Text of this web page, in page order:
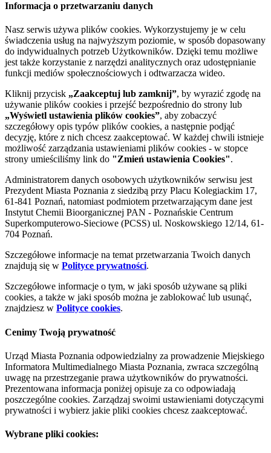
Informacja o przetwarzaniu danych
Nasz serwis używa plików cookies. Wykorzystujemy je w celu
świadczenia usług na najwyższym poziomie, w sposób dopasowany
do indywidualnych potrzeb Użytkowników. Dzięki temu możliwe
jest także korzystanie z narzędzi analitycznych oraz udostępnianie
funkcji mediów społecznościowych i odtwarzacza wideo.
Kliknij przycisk „Zaakceptuj lub zamknij”, by wyrazić zgodę na
używanie plików cookies i przejść bezpośrednio do strony lub
„Wyświetl ustawienia plików cookies”, aby zobaczyć
szczegółowy opis typów plików cookies, a następnie podjąć
decyzję, które z nich chcesz zaakceptować. W każdej chwili istnieje
możliwość zarządzania ustawieniami plików cookies - w stopce
strony umieściliśmy link do "Zmień ustawienia Cookies".
Administratorem danych osobowych użytkowników serwisu jest
Prezydent Miasta Poznania z siedzibą przy Placu Kolegiackim 17,
61-841 Poznań, natomiast podmiotem przetwarzającym dane jest
Instytut Chemii Bioorganicznej PAN - Poznańskie Centrum
Superkomputerowo-Sieciowe (PCSS) ul. Noskowskiego 12/14, 61-
704 Poznań.
Szczegółowe informacje na temat przetwarzania Twoich danych
znajdują się w Polityce prywatności.
Szczegółowe informacje o tym, w jaki sposób używane są pliki
cookies, a także w jaki sposób można je zablokować lub usunąć,
znajdziesz w Polityce cookies.
Cenimy Twoją prywatność
Urząd Miasta Poznania odpowiedzialny za prowadzenie Miejskiego
Informatora Multimedialnego Miasta Poznania, zwraca szczególną
uwagę na przestrzeganie prawa użytkowników do prywatności.
Prezentowana informacja poniżej opisuje za co odpowiadają
poszczególne cookies. Zarządzaj swoimi ustawieniami dotyczącymi
prywatności i wybierz jakie pliki cookies chcesz zaakceptować.
Wybrane pliki cookies: